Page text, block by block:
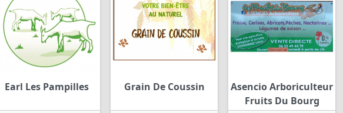
Earl Les Pampilles Grain De Coussin
Asencio Arboriculteur
Fruits Du Bourg